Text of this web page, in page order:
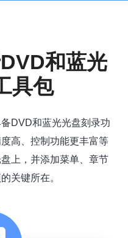
和蓝光
具包
DVD和蓝光光盘刻录功
高、控制功能更丰富等
上，并添加菜单、章节
关键所在。